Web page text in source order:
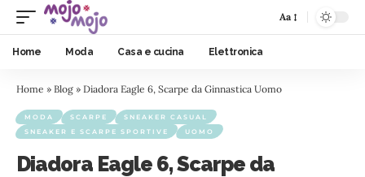
Aa
Home Moda Casa e cucina Elettronica
Home » Blog » Diadora Eagle 6, Scarpe da Ginnastica Uomo
MODA SCARPE
SNEAKER CASUAL
SNEAKER E SCARPE SPORTIVE
UOMO
Diadora Eagle 6, Scarpe da